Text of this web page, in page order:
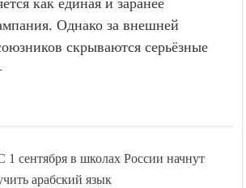
Однако за внешней
скрываются серьёзные
1 сентября в школах России начнут
арабский язык